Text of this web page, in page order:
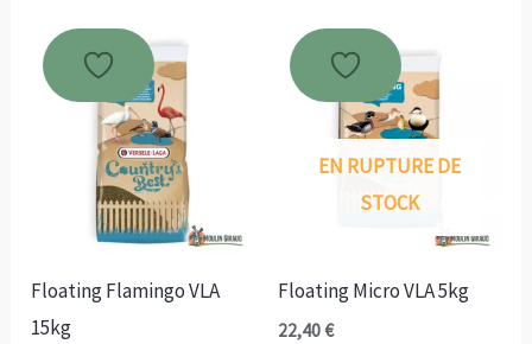
2,98 €
38,40 €
Floating Flamingo VLA
15kg
EN RUPTURE DE
STOCK
Floating Micro VLA 5kg
22,40€